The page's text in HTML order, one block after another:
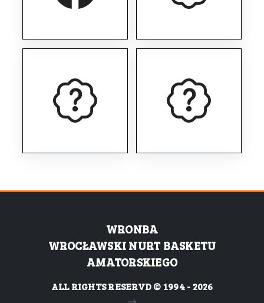
WRONBA
WROCŁAWSKI NURT BASKETU
AMATORSKIEGO
ALL RIGHTS RESERVD © 1994 - 2026